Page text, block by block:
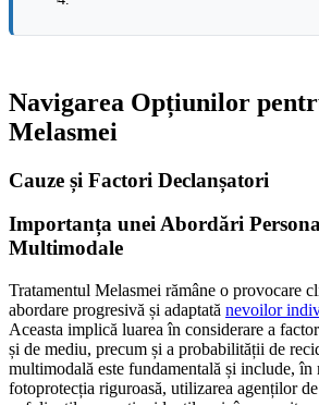
Navigarea Opțiunilor
Melasmei
Cauze și Factori Declanșatori
Importanța unei Abordări
Multimodale
Tratamentul Melasmei rămâne o provocare
abordare progresivă și adaptată nevoilor
Aceasta implică luarea în considerare a
și de mediu, precum și a probabilității de
multimodală este fundamentală și include, în
fotoprotecția riguroasă, utilizarea agenților